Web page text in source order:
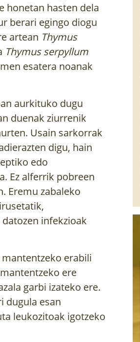
honetan hasten dela
berari egingo diogu
artean Thymus
Thymus serpyllum
esatera noanak
aurkituko dugu
duenak ziurrenik
Usain sarkorrak
digu, hain
edo
Ez alferrik pobreen
Eremu zabaleko
infekzioak
erabili
ere
garbi izateko ere.
dugula esan
leukozitoak igotzeko